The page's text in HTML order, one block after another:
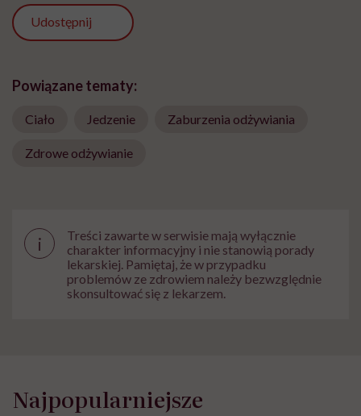
Udostępnij
Powiązane tematy:
Ciało Jedzenie Zaburzenia odżywiania
Zdrowe odżywianie
i
Treści zawarte w serwisie mają wyłącznie
charakter informacyjny i nie stanowią porady
lekarskiej. Pamiętaj, że w przypadku
problemów ze zdrowiem należy bezwzględnie
skonsultować się z lekarzem.
Najpopularniejsze